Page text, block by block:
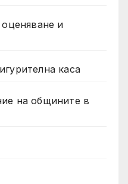
и
каса
на общините в